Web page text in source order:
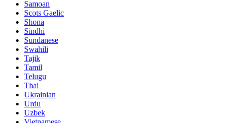
Samoan
Scots Gaelic
Shona
Sindhi
Sundanese
Swahili
Tajik
Tamil
Telugu
Thai
Ukrainian
Urdu
Uzbek